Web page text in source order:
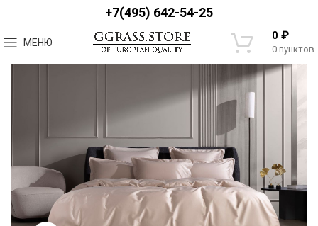
+7(495) 642-54-25
МЕНЮ
0 пунктов
0 ₽